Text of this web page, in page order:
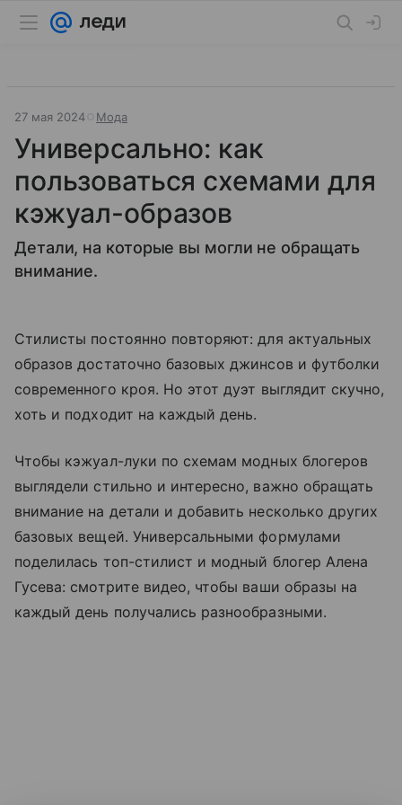
27 мая 2024 Мода
Универсально: как
пользоваться схемами для
кэжуал-образов
Детали, на которые вы могли не обращать
внимание.
Стилисты постоянно повторяют: для актуальных
образов достаточно базовых джинсов и футболки
современного кроя. Но этот дуэт выглядит скучно,
хоть и подходит на каждый день.
Чтобы кэжуал-луки по схемам модных блогеров
выглядели стильно и интересно, важно обращать
внимание на детали и добавить несколько других
базовых вещей. Универсальными формулами
поделилась топ-стилист и модный блогер Алена
Гусева: смотрите видео, чтобы ваши образы на
каждый день получались разнообразными.